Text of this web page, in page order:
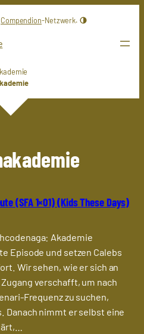
Compendion-Netzwerk.
(SFA 1×01) (Kids These Days)
Akademie
Episode und setzen Calebs
Wir sehen, wie er sich an
verschafft, um nach
Frequenz zu suchen,
Danach nimmt er selbst eine